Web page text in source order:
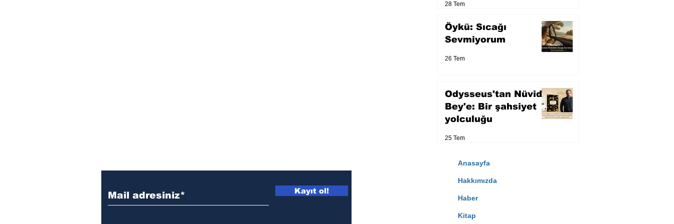
28 Tem
Öykü: Sıcağı
Sevmiyorum
26 Tem
Odysseus'tan Nüvid
Bey'e: Bir şahsiyet
yolculuğu
25 Tem
Kayıt ol!
Anasayfa
Hakkımızda
Haber
Kitap